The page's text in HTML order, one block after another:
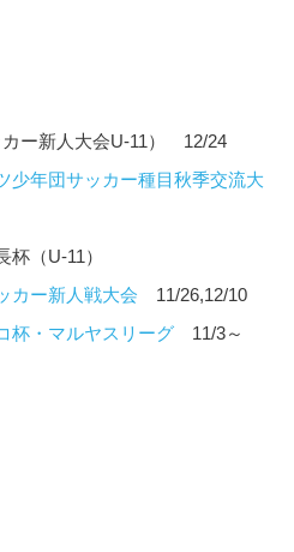
カー新人大会U-11） 12/24
少年団サッカー種目秋季交流大
杯（U-11）
カー新人戦大会 11/26,12/10
杯・マルヤスリーグ 11/3～